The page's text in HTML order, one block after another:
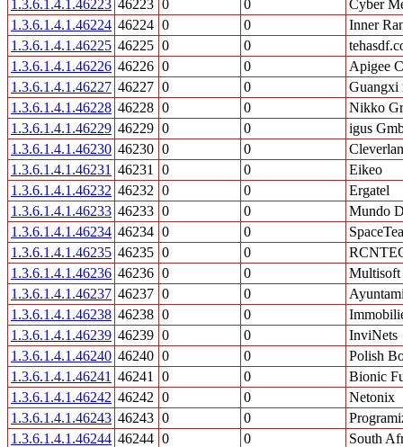
1.3.6.1.4.1.46223 46223 0 0
Cyber
1.3.6.1.4.1.46224 46224 0 0
Inner
1.3.6.1.4.1.46225 46225 0 0
1.3.6.1.4.1.46226 46226 0 0
Apigee
1.3.6.1.4.1.46227 46227 0 0
Guangxi
1.3.6.1.4.1.46228 46228 0 0
Nikko
1.3.6.1.4.1.46229 46229 0 0
igus
1.3.6.1.4.1.46230 46230 0 0
1.3.6.1.4.1.46231 46231 0 0
Eikeo
1.3.6.1.4.1.46232 46232 0 0
Ergatel
1.3.6.1.4.1.46233 46233 0 0
Mundo
1.3.6.1.4.1.46234 46234 0 0
1.3.6.1.4.1.46235 46235 0 0
1.3.6.1.4.1.46236 46236 0 0
1.3.6.1.4.1.46237 46237 0 0
1.3.6.1.4.1.46238 46238 0 0
1.3.6.1.4.1.46239 46239 0 0
InviNets
1.3.6.1.4.1.46240 46240 0 0
Polish
1.3.6.1.4.1.46241 46241 0 0
Bionic
1.3.6.1.4.1.46242 46242 0 0
Netonix
1.3.6.1.4.1.46243 46243 0 0
1.3.6.1.4.1.46244 46244 0 0
South